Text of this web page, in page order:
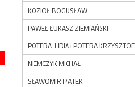
KOZIOŁ BOGUSŁAW
PAWEŁ ŁUKASZ ZIEMIAŃSKI
POTERA LIDIA i POTERA KRZYSZTOF
NIEMCZYK MICHAŁ
SŁAWOMIR PIĄTEK